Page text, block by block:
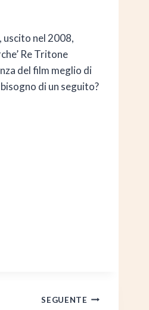
nel 2008,
Re Tritone
del film meglio di
di un seguito?
SEGUENTE